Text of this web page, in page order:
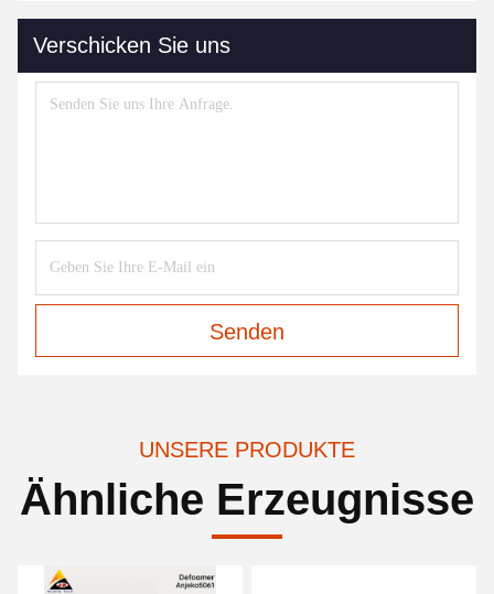
Verschicken Sie uns
Senden
UNSERE PRODUKTE
Ähnliche Erzeugnisse